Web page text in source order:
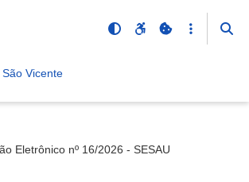
Vicente
Eletrônico nº 16/2026 - SESAU